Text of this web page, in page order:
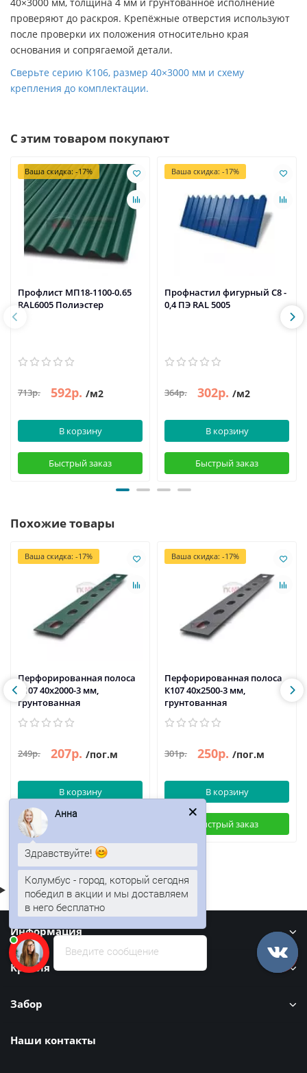
проверяют до раскроя. Крепёжные отверстия используют
после проверки их положения относительно края
основания и сопрягаемой детали.
Сверьте серию К106, размер 40×3000 мм и схему
крепления до комплектации.
С этим товаром покупают
Ваша скидка: -17%
Профлист МП18-1100-0.65
RAL6005 Полиэстер
713р. 592р. /м2
В корзину
Быстрый заказ
Ваша скидка: -17%
Профнастил фигурный C8 -
0,4 ПЭ RAL 5005
364р. 302р. /м2
В корзину
Быстрый заказ
Похожие товары
Ваша скидка: -17%
Перфорированная полоса
К107 40x2000-3 мм,
грунтованная
249р. 207р. /пог.м
В корзину
Ваша скидка: -17%
Перфорированная полоса
К107 40x2500-3 мм,
грунтованная
301р. 250р. /пог.м
В корзину
Быстрый заказ
Информация
Кровля
Забор
Наши контакты
Введите сообщение
Анна
Здравствуйте!
Колумбус - город, который сегодня
победил в акции и мы доставляем
в него бесплатно